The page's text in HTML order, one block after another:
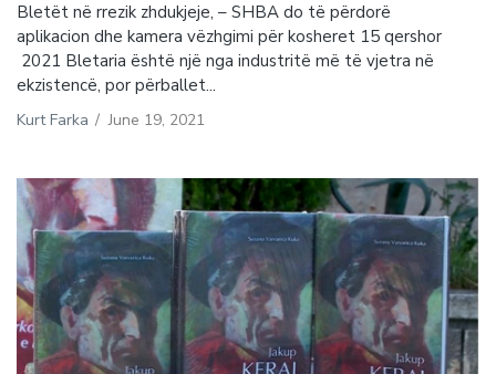
Bletët në rrezik zhdukjeje, – SHBA do të përdorë
aplikacion dhe kamera vëzhgimi për kosheret 15 qershor
2021 Bletaria është një nga industritë më të vjetra në
ekzistencë, por përballet...
Kurt Farka / June 19, 2021